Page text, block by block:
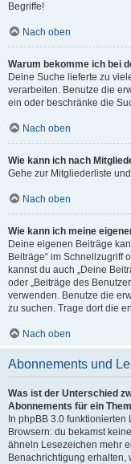
Begriffe!
Nach oben
Warum bekomme ich bei
Deine Suche lieferte zu
verarbeiten. Benutze die
ein oder beschränke die
Nach oben
Wie kann ich nach
Gehe zur Mitgliederliste
Nach oben
Wie kann ich meine
Deine eigenen Beiträge
Beiträge“ im Schnellzugriff
kannst du auch „Deine
oder „Beiträge des
verwenden. Benutze die
zu suchen. Trage dort die
Nach oben
Abonnements und
Was ist der Unterschied
Abonnements für ein
In phpBB 3.0
Browsern: du bekamst
ähneln Lesezeichen mehr
Benachrichtigung erhalten,